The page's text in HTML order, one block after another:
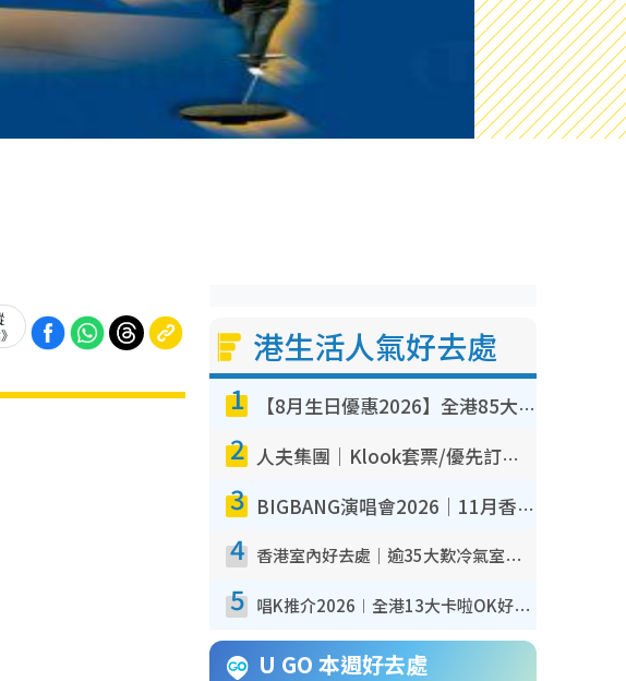
港生活人氣好去處
1 【8月生日優惠2026】全港85大食買玩著數攻略 自助餐/火鍋放題同行免費＋誠品/DONKI送現金券
2 人夫集團｜Klook套票/優先訂票/公開發售搶飛攻略！附票價.購票連結.場地座位表
3 BIGBANG演唱會2026｜11月香港啟德開3場！實名制VIP申請、優先購票攻略
4 香港室內好去處｜逾35大歎冷氣室內好去處推介 室內活動免費避雨無懼落雨
5 唱K推介2026︱全港13大卡啦OK好去處！最平$36起 日文K都有！(附地址+收費詳情)
U GO 本週好去處